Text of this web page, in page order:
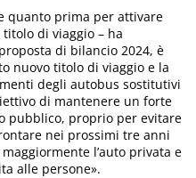
quanto prima per attivare
di viaggio – ha
di bilancio 2024, è
nuovo titolo di viaggio e la
degli autobus sostitutivi
di mantenere un forte
pubblico, proprio per evitare
nei prossimi tre anni
l’auto privata e
alle persone».